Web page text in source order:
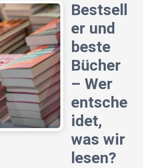
Bestsell
er und
beste
Bücher
– Wer
entsche
idet,
was wir
lesen?